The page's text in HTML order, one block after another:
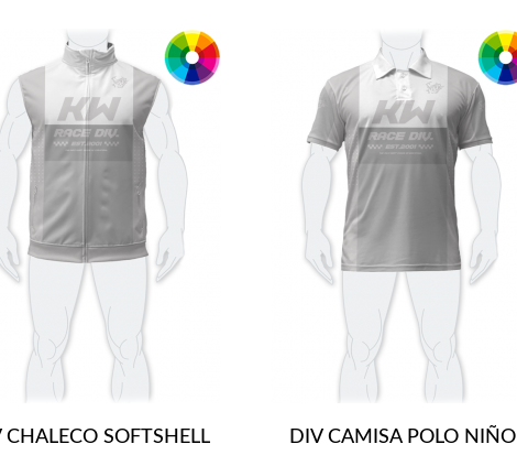
CHALECO SOFTSHELL DIV CAMISA POLO NIÑO